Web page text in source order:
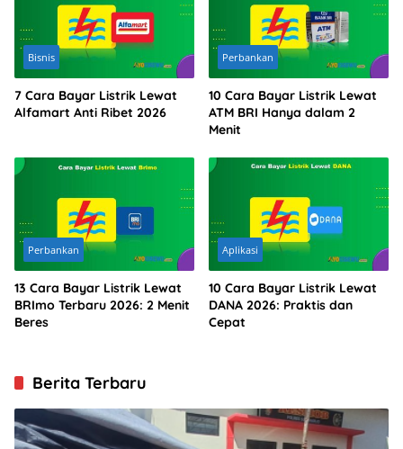
Bisnis
7 Cara Bayar Listrik Lewat
Alfamart Anti Ribet 2026
Perbankan
10 Cara Bayar Listrik Lewat
ATM BRI Hanya dalam 2
Menit
Perbankan
13 Cara Bayar Listrik Lewat
BRImo Terbaru 2026: 2 Menit
Beres
Aplikasi
10 Cara Bayar Listrik Lewat
DANA 2026: Praktis dan
Cepat
Berita Terbaru